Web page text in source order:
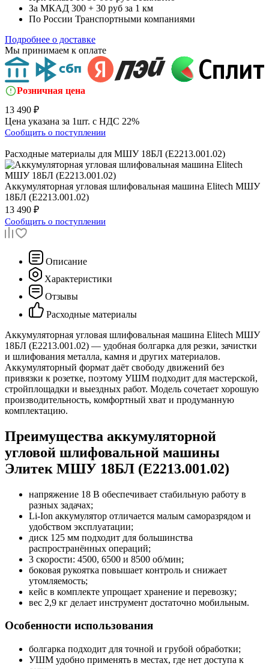
За МКАД 300 + 30 руб за 1 км
По России Транспортными компаниями
Подробнее о доставке
Мы принимаем к оплате
Розничная цена
13 490 ₽
Цена указана за 1шт. с НДС 22%
Сообщить о поступлении
Расходные материалы для МШУ 18БЛ (E2213.001.02)
Аккумуляторная угловая шлифовальная машина Elitech МШУ
18БЛ (E2213.001.02)
13 490 ₽
Сообщить о поступлении
Описание
Характеристики
Отзывы
Расходные материалы
Аккумуляторная угловая шлифовальная машина Elitech МШУ
18БЛ (E2213.001.02) — удобная болгарка для резки, зачистки
и шлифования металла, камня и других материалов.
Аккумуляторный формат даёт свободу движений без
привязки к розетке, поэтому УШМ подходит для мастерской,
стройплощадки и выездных работ. Модель сочетает хорошую
производительность, комфортный хват и продуманную
комплектацию.
Преимущества аккумуляторной
угловой шлифовальной машины
Элитек МШУ 18БЛ (E2213.001.02)
напряжение 18 В обеспечивает стабильную работу в
разных задачах;
Li-Ion аккумулятор отличается малым саморазрядом и
удобством эксплуатации;
диск 125 мм подходит для большинства
распространённых операций;
3 скорости: 4500, 6500 и 8500 об/мин;
боковая рукоятка повышает контроль и снижает
утомляемость;
кейс в комплекте упрощает хранение и перевозку;
вес 2,9 кг делает инструмент достаточно мобильным.
Особенности использования
болгарка подходит для точной и грубой обработки;
УШМ удобно применять в местах, где нет доступа к